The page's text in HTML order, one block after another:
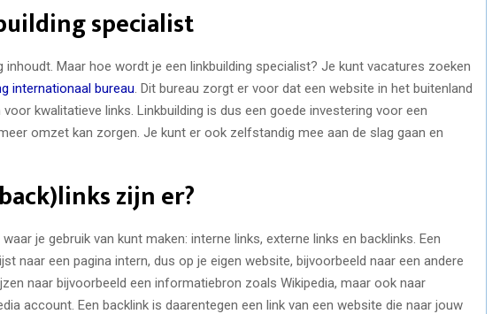
specialist
inhoudt. Maar hoe wordt je een linkbuilding specialist? Je kunt vacatures zoeken
internationaal bureau . Dit bureau zorgt er voor dat een website in het buitenland
kwalitatieve links. Linkbuilding is dus een goede investering voor een
omzet kan zorgen. Je kunt er ook zelfstandig mee aan de slag gaan en
zijn er?
je gebruik van kunt maken: interne links, externe links en backlinks. Een
naar een pagina intern, dus op je eigen website, bijvoorbeeld naar een andere
naar bijvoorbeeld een informatiebron zoals Wikipedia, maar ook naar
account. Een backlink is daarentegen een link van een website die naar jouw